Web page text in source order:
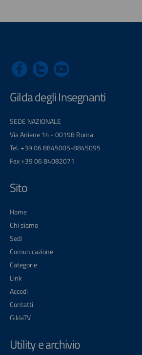
Gilda degli Insegnanti
SEDE NAZIONALE
Via Aniene 14 - 00198 Roma
Tel. +39 06 8845005-8845095
Fax +39 06 84082071
Sito
Home
Chi siamo
Sedi
Comunicazione
Categorie
Link
Accedi
Contatti
GildaTV
Utility e archivio